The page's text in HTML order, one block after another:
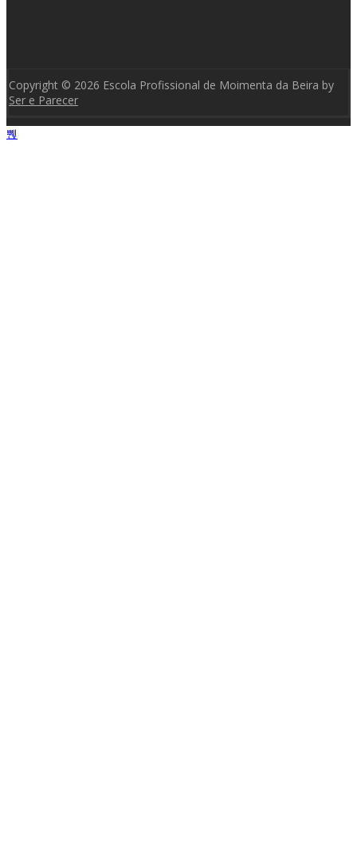
Copyright © 2026 Escola Profissional de Moimenta da Beira by
Ser e Parecer